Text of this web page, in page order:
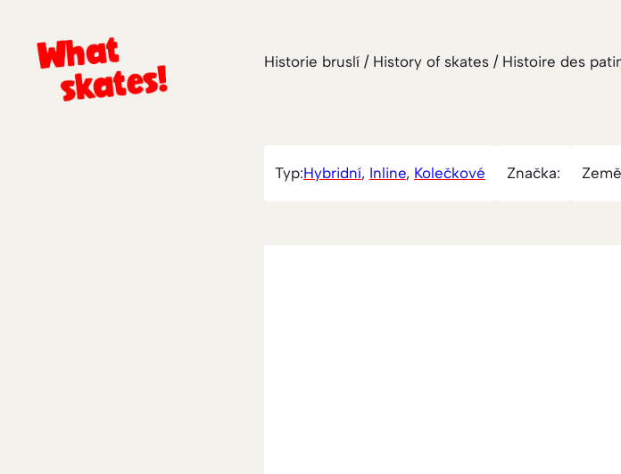
Historie bruslí / History of skates / Histoire des
Typ:Hybridní, Inline, Kolečkové Značka: